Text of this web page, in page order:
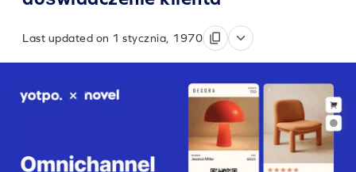
Last updated on 1 stycznia, 1970